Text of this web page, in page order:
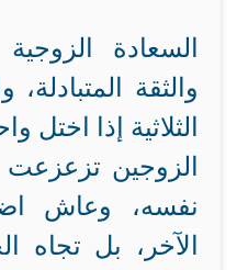
السعادة
والثقة
الثلاثية إذا
الزوجين
نفسه، وعاش
الآخر، بل تجاه